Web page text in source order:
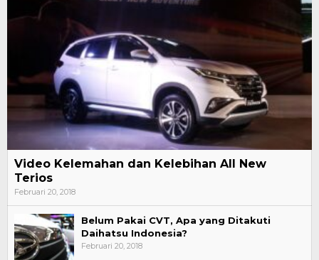
Video Kelemahan dan Kelebihan All New
Terios
Februari 20, 2018
Belum Pakai CVT, Apa yang Ditakuti
Daihatsu Indonesia?
Februari 20, 2018